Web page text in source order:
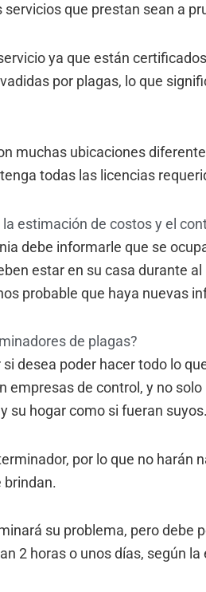
que prestan sean a
ya que están
por plagas, lo que
muchas ubicaciones
todas las licencias
estimación de costos y el
debe informarle que se
estar en su casa durante
probable que haya nuevas
de plagas?
desea poder hacer todo lo
empresas de control, y no
su hogar como si fueran suyos.
por lo que no harán
brindan.
su problema, pero debe
2 horas o unos días, según